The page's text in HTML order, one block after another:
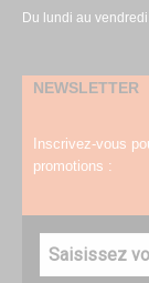
Du lundi au
NEWSLETTER
Inscrivez-vous
promotions :